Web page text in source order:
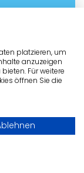
in
dem
platzieren, um
anzuzeigen
Für weitere
öffnen Sie die